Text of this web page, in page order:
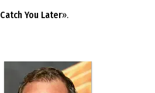
Catch You Later».